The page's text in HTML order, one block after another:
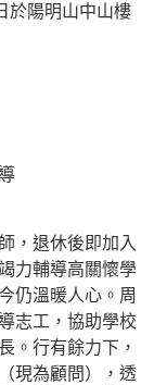
於陽明山中山樓
，退休後即加入
力輔導高關懷學
仍溫暖人心。周
志工，協助學校
。行有餘力下，
現為顧問），透